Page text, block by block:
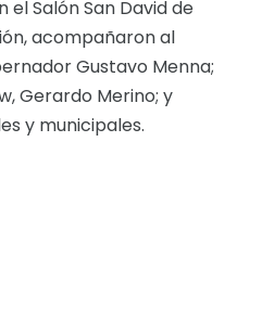
el Salón San David de
acompañaron al
Gustavo Menna;
Gerardo Merino; y
y municipales.